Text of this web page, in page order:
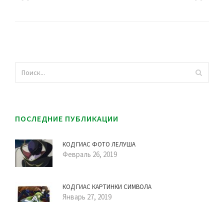
ПОСЛЕДНИЕ ПУБЛИКАЦИИ
КОД ГИАС ФОТО ЛЕЛУША
Февраль 26, 2019
КОД ГИАС КАРТИНКИ СИМВОЛА
Январь 27, 2019